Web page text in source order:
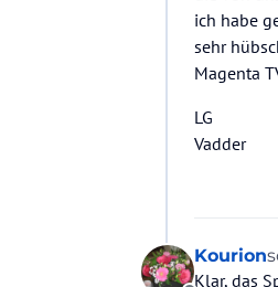
ich habe
sehr
Magenta
LG
Vadder
Kourion
Klar, das